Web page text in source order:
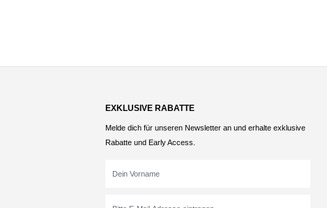
EXKLUSIVE RABATTE
Melde dich für unseren Newsletter an und erhalte exklusive
Rabatte und Early Access.